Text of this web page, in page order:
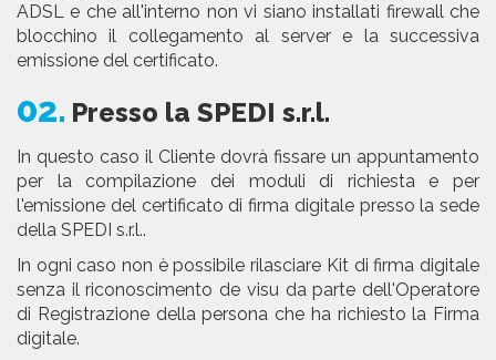
ADSL e che all'interno non vi siano installati firewall che
blocchino il collegamento al server e la successiva
emissione del certificato.
02. Presso la SPEDI s.r.l.
In questo caso il Cliente dovrà fissare un appuntamento
per la compilazione dei moduli di richiesta e per
l'emissione del certificato di firma digitale presso la sede
della SPEDI s.r.l..
In ogni caso non è possibile rilasciare Kit di firma digitale
senza il riconoscimento de visu da parte dell'Operatore
di Registrazione della persona che ha richiesto la Firma
digitale.